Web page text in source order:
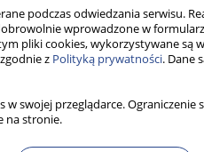
podczas odwiedzania serwisu.
wprowadzone w
pliki cookies, wykorzystywane są
z Polityką prywatności. Dane
w swojej przeglądarce.
na stronie.
Organizacji i